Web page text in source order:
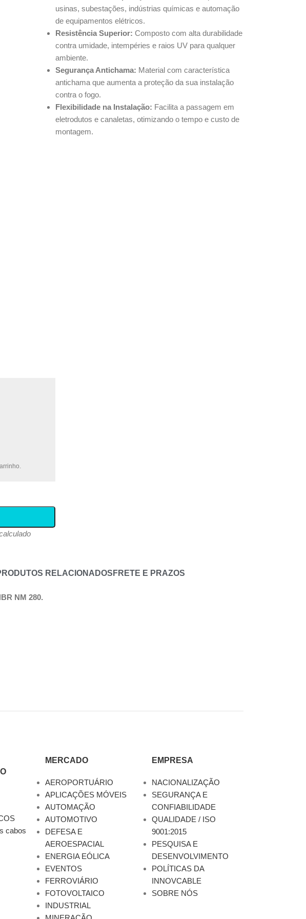
usinas, subestações, indústrias químicas e automação
de equipamentos elétricos.
Resistência Superior: Composto com alta durabilidade
contra umidade, intempéries e raios UV para qualquer
ambiente.
Segurança Antichama: Material com característica
antichama que aumenta a proteção da sua instalação
contra o fogo.
Flexibilidade na Instalação: Facilita a passagem em
eletrodutos e canaletas, otimizando o tempo e custo de
montagem.
RELACIONADOS FRETE E PRAZOS
NM 280.
cabos
MERCADO
AEROPORTUÁRIO
APLICAÇÕES MÓVEIS
AUTOMAÇÃO
AUTOMOTIVO
DEFESA E
AEROESPACIAL
ENERGIA EÓLICA
EVENTOS
FERROVIÁRIO
FOTOVOLTAICO
INDUSTRIAL
EMPRESA
NACIONALIZAÇÃO
SEGURANÇA E
CONFIABILIDADE
QUALIDADE / ISO
9001:2015
PESQUISA E
DESENVOLVIMENTO
POLÍTICAS DA
INNOVCABLE
SOBRE NÓS